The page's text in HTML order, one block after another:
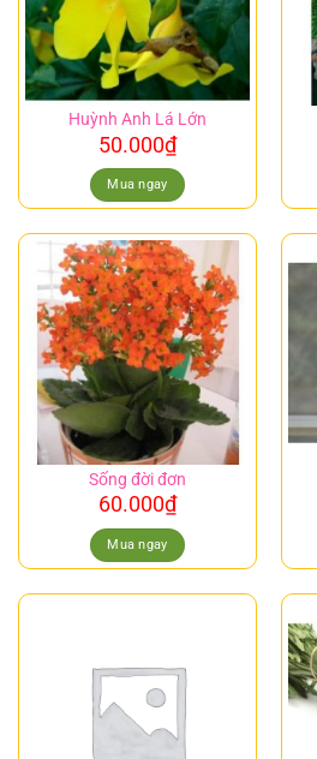
Huỳnh Anh Lá Lớn
50.000₫
Mua ngay
Sống đời đơn
60.000₫
Mua ngay